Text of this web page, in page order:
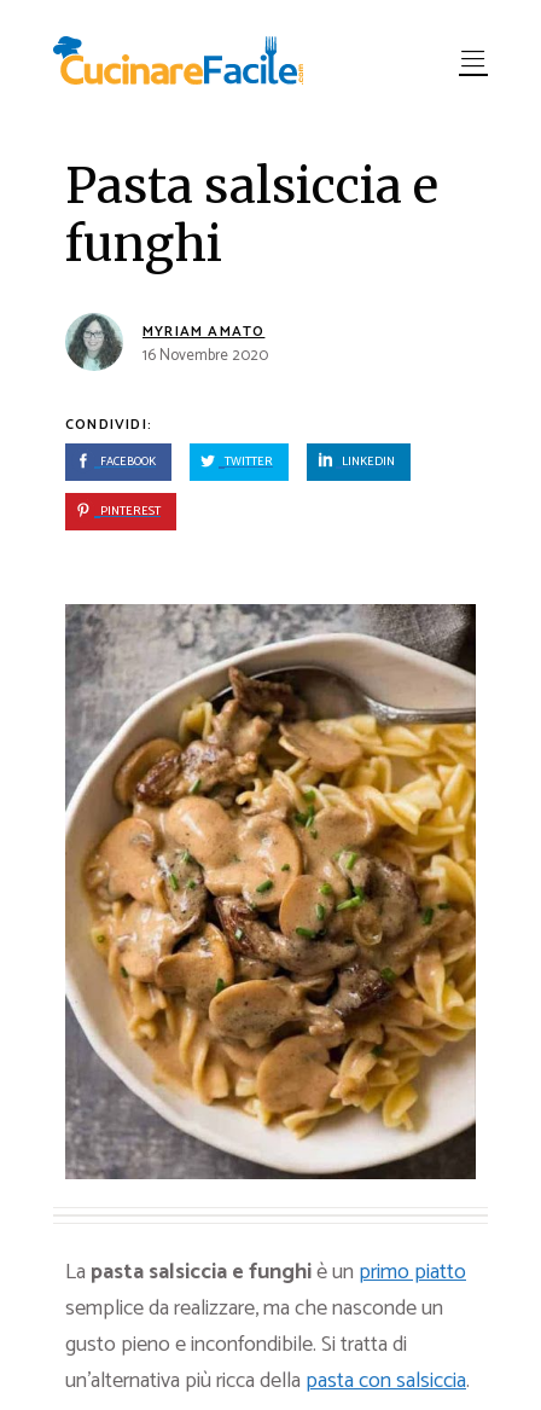
Pasta salsiccia e
funghi
MYRIAM AMATO
16 Novembre 2020
CONDIVIDI:
FACEBOOK TWITTER LINKEDIN
PINTEREST
La pasta salsiccia e funghiè un primo piatto
semplice da realizzare, ma che nasconde un
gusto pieno e inconfondibile. Si tratta di
un’alternativa più ricca della pasta con salsiccia.